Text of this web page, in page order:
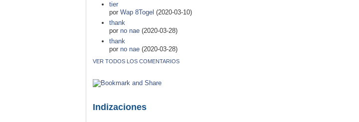
tier
por Wap 8Togel (2020-03-10)
thank
por no nae(2020-03-28)
thank
por no nae(2020-03-28)
VER TODOS LOS COMENTARIOS
Indizaciones